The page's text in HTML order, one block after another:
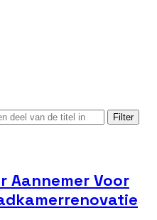
Filter
Aannemer Voor